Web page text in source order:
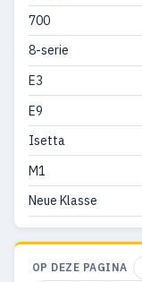
700
8-serie
E3
E9
Isetta
M1
Neue Klasse
OP DEZE PAGINA